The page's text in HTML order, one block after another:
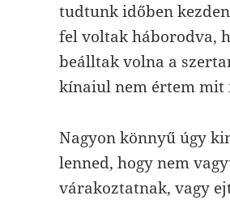
tudtunk időben
fel voltak háborodva,
beálltak volna a
kínaiul nem értem mit
Nagyon könnyű úgy
lenned, hogy nem
várakoztatnak, vagy